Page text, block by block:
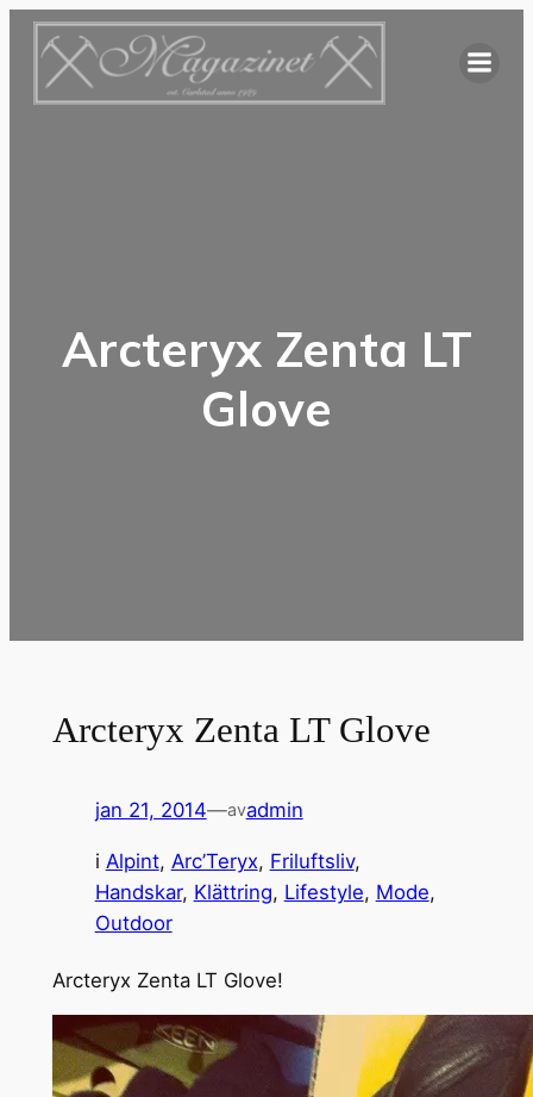
Hoppa
innehåll
Arcteryx Zenta LT
Glove
Arcteryx Zenta LT Glove
jan 21, 2014—avadmin
i Alpint, Arc’Teryx, Friluftsliv
Handskar, Klättring, Lifestyle, Mode
Outdoor
Arcteryx Zenta LT Glove!